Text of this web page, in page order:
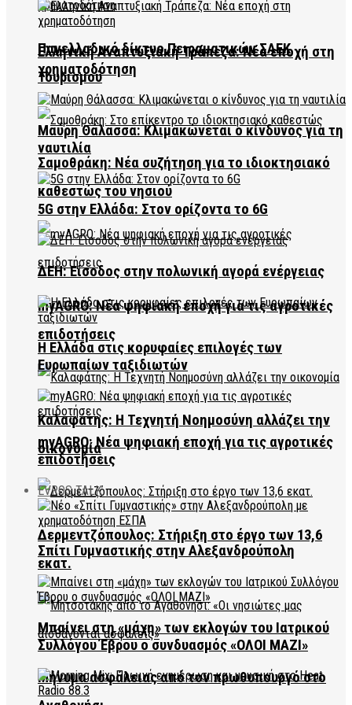
Πανελλαδικό δίκτυο Πειραματικών ΣΑΕΚ
Τουρισμού
Σαμοθράκη: Νέα συζήτηση για το ιδιοκτησιακό
καθεστώς του νησιού
myAGRO: Νέα ψηφιακή εποχή για τις αγροτικές
επιδοτήσεις
Καλαφάτης: Η Τεχνητή Νοημοσύνη αλλάζει την
οικονομία
Δερμεντζόπουλος: Στήριξη στο έργο των 13,6
εκατ.
Μήνυμα ασφάλειας από τον πρωθυπουργό στο
Ελληνική Αναπτυξιακή Τράπεζα: Νέα εποχή στη
χρηματοδότηση
Μαύρη Θάλασσα: Κλιμακώνεται ο κίνδυνος για τη
ναυτιλία
5G στην Ελλάδα: Στον ορίζοντα το 6G
ΔΕΗ: Είσοδος στην πολωνική αγορά ενέργειας
Η Ελλάδα στις κορυφαίες επιλογές των
Ευρωπαίων ταξιδιωτών
myAGRO: Νέα ψηφιακή εποχή για τις αγροτικές
επιδοτήσεις
EVROS TALK
Σπίτι Γυμναστικής στην Αλεξανδρούπολη
Μπαίνει στη «μάχη» των εκλογών του Ιατρικού
Συλλόγου Έβρου ο συνδυασμός «ΟΛΟΙ ΜΑΖΙ»